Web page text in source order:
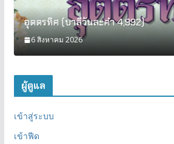
อุตตรทิศ (บาลีวันละคำ 4,992)
6 สิงหาคม 2026
ผู้ดูแล
เข้าสู่ระบบ
เข้าฟีด